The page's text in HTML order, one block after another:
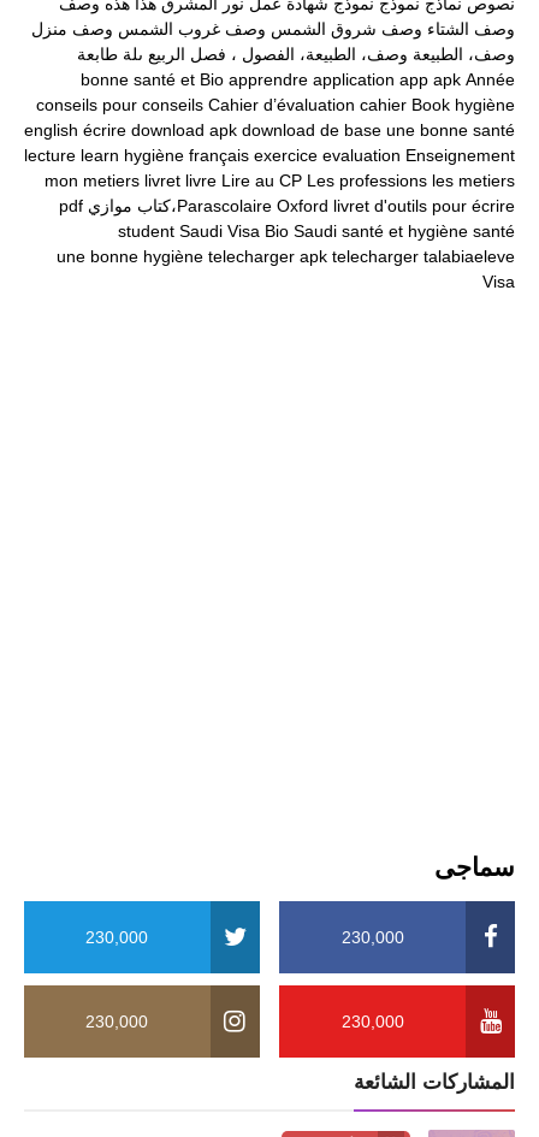
وصف الشتاء وصف شروق الشمس وصف غروب الشمس وصف منزل
وصف، الطبيعة وصف، الطبيعة، الفصول ، فصل الربيع ىلة طابعة
Année
apk
app
application
apprendre
Bio
bonne santé et
hygiène
Book
cahier
Cahier d’évaluation
conseils
conseils pour
une bonne santé
de base
download
download apk
écrire
english
Enseignement
evaluation
exercice
français
hygiène
learn
lecture
les metiers
Les professions
Lire au CP
livre
livret
metiers
mon
livret d'outils pour écrire
Oxford Parascolaire،كتاب موازي
pdf
santé
santé et hygiène
Saudi
Saudi Visa Bio
student
talabiaeleve
telecharger
telecharger apk
une bonne hygiène
Visa
سماجی
230,000
230,000
230,000
230,000
المشاركات الشائعة